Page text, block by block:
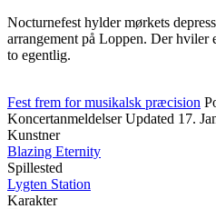
Nocturnefest hylder mørkets
arrangement på Loppen. Der hviler
to egentlig.
Fest frem for musikalsk præcision
Koncertanmeldelser Updated 17.
Kunstner
Blazing Eternity
Spillested
Lygten Station
Karakter